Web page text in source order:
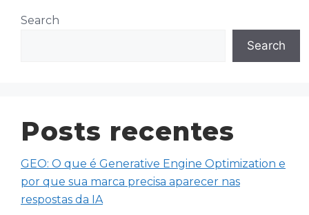
Search
Search
Posts recentes
GEO: O que é Generative Engine Optimization e
por que sua marca precisa aparecer nas
respostas da IA